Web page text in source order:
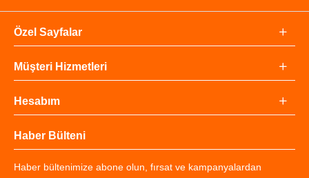
Özel Sayfalar
Müşteri Hizmetleri
Hesabım
Haber Bülteni
Haber bültenimize abone olun, fırsat ve kampanyalardan